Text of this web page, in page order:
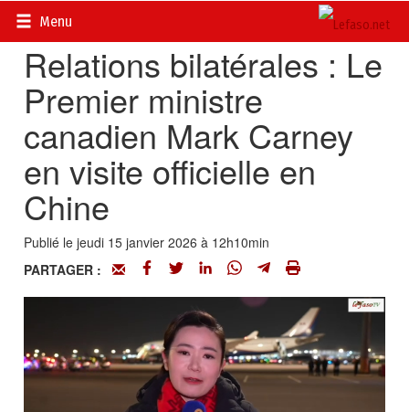
Menu
Accueil>
Relations bilatérales : Le
Premier ministre
canadien Mark Carney
en visite officielle en
Chine
Publié le jeudi 15 janvier 2026 à 12h10min
PARTAGER :